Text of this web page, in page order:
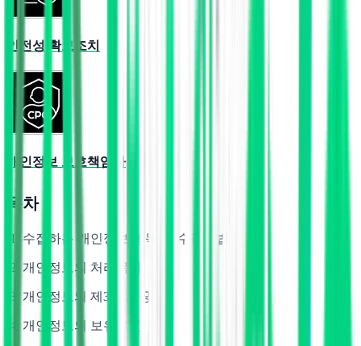
안전성 확보조치
개인정보 보호책임자
목차
수집하는 개인정보 항목 및 수집방법
개인정보의 처리목적
개인정보의 제3자 제공
개인정보의 보유 기간